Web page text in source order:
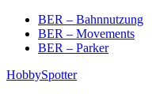
Skip
content
BER – Bahnnutzung
BER – Movements
BER – Parker
HobbySpotter